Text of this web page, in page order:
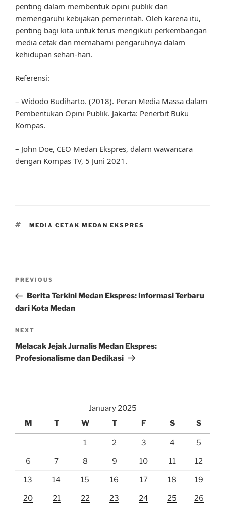
penting dalam membentuk opini publik dan
memengaruhi kebijakan pemerintah. Oleh karena itu,
penting bagi kita untuk terus mengikuti perkembangan
media cetak dan memahami pengaruhnya dalam
kehidupan sehari-hari.
Referensi:
– Widodo Budiharto. (2018). Peran Media Massa dalam
Pembentukan Opini Publik. Jakarta: Penerbit Buku
Kompas.
– John Doe, CEO Medan Ekspres, dalam wawancara
dengan Kompas TV, 5 Juni 2021.
TAGS
MEDIA CETAK MEDAN EKSPRES
Previous
Post
PREVIOUS
Berita Terkini Medan Ekspres: Informasi Terbaru
dari Kota Medan
Next
Post
NEXT
Melacak Jejak Jurnalis Medan Ekspres:
Profesionalisme dan Dedikasi
January 2025
M
T W T F S S
1 2 3 4 5
6 7 8 9 10 11 12
13 14 15 16 17 18 19
20 21 22 23 24 25 26